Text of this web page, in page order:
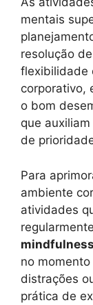
mentais
resolução
flexibilidade
corporativo,
o bom
que
de
Para
ambiente
atividades
mindfulness
no
distrações
prática de